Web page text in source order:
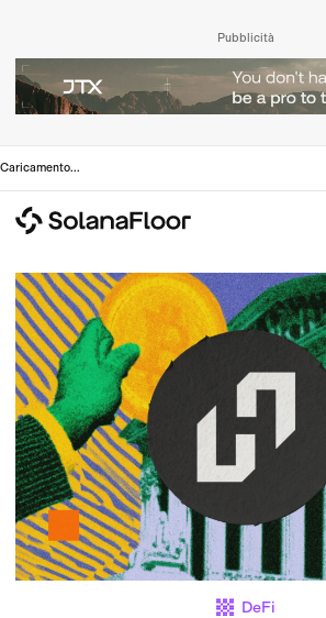
Pubblicità
Caricamento...
DeFi